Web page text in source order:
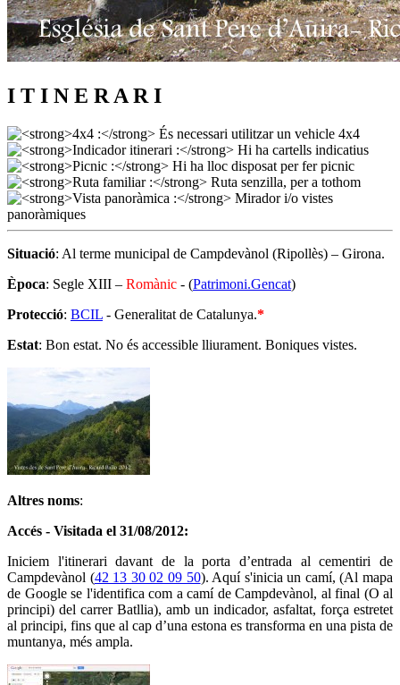
I T I N E R A R I
Situació: Al terme municipal de Campdevànol (Ripollès) – Girona.
Època: Segle XIII – Romànic - (Patrimoni.Gencat)
Protecció: BCIL - Generalitat de Catalunya.*
Estat: Bon estat. No és accessible lliurament. Boniques vistes.
Altres noms:
Accés - Visitada el 31/08/2012:
Iniciem l'itinerari davant de la porta d’entrada al cementiri de
Campdevànol (42 13 30 02 09 50). Aquí s'inicia un camí, (Al mapa
de Google se l'identifica com a camí de Campdevànol, al final (O al
principi) del carrer Batllia), amb un indicador, asfaltat, força estretet
al principi, fins que al cap d’una estona es transforma en una pista de
muntanya, més ampla.